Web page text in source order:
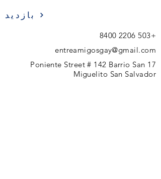
بازدید
+503 2206 8400
entreamigosgay@gmail.com
17 Poniente Street # 142 Barrio San
Miguelito San Salvador